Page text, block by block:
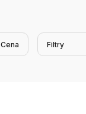
Cena Filtry